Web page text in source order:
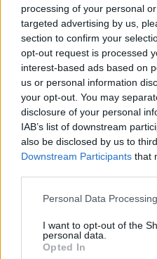
processing of your personal
targeted advertising by us,
section to confirm your
opt-out request is processed
interest-based ads based on
us or personal information
your opt-out. You may
disclosure of your personal
IAB’s list of downstream
also be disclosed by us to
Downstream Participants that
Personal Data
I want to opt-out of the
personal data.
Opted In